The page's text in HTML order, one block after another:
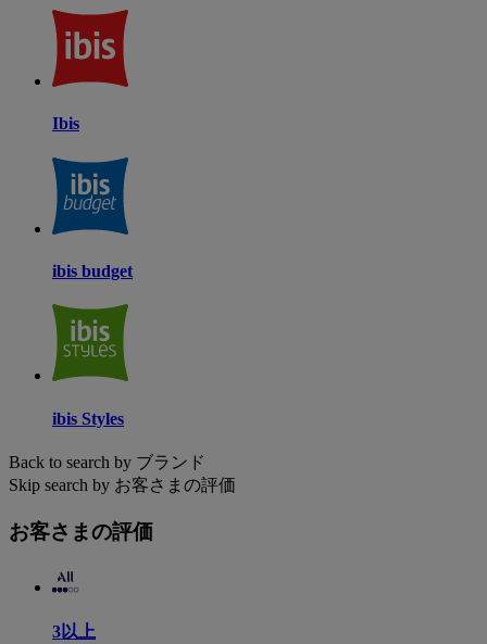
Ibis
ibis budget
ibis Styles
Back to search by ブランド
Skip search by お客さまの評価
お客さまの評価
3以上